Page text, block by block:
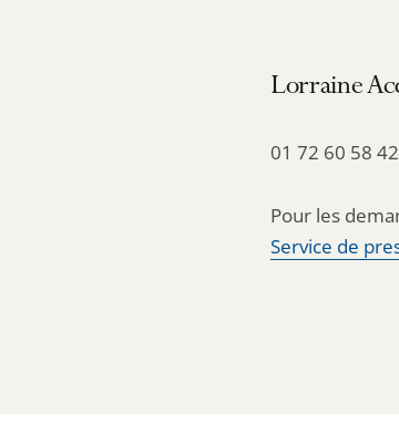
Lorraine
01 72 60 58
Pour les
Service de